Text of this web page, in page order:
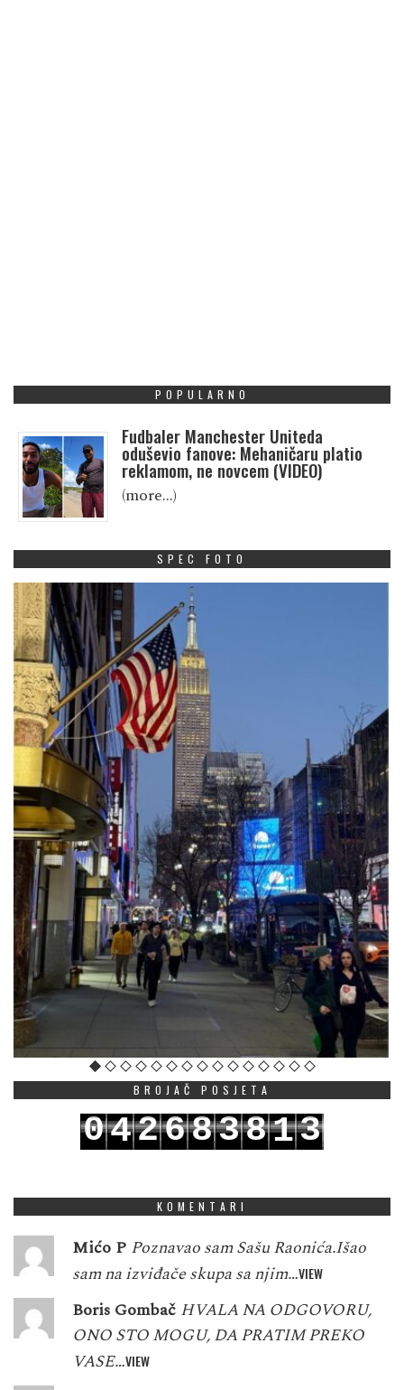
POPULARNO
Fudbaler Manchester Uniteda
oduševio fanove: Mehaničaru platio
reklamom, ne novcem (VIDEO)
(more…)
SPEC FOTO
BROJAČ POSJETA
042683813
KOMENTARI
Mićo P Poznavao sam Sašu Raonića.Išao
sam na izviđače skupa sa njim…VIEW
Boris Gombač HVALA NA ODGOVORU,
ONO STO MOGU, DA PRATIM PREKO
VASE…VIEW